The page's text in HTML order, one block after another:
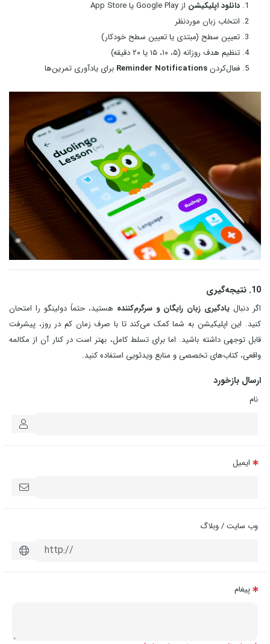
دانلود اپلیکیشن از Google Play یا App Store
انتخاب زبان موردنظر
تعیین سطح (مبتدی یا تعیین سطح خودکار)
تنظیم هدف روزانه (۵، ۱۰، ۱۵ یا ۲۰ دقیقه)
فعال‌کردنReminder Notifications برای یادآوری تمرین‌ها
10. نتیجه‌گیری
اگر دنبال یادگیری زبان رایگان و سرگرم‌کننده هستید، حتماً دولینگو را امتحان
کنید. این اپلیکیشن به شما کمک می‌کند تا با صرف زمان کم در روز، پیشرفت
قابل توجهی داشته باشید. اما برای تسلط کامل، بهتر است در کنار آن از مکالمه
واقعی، کتاب‌های تخصصی و منابع ویدئویی استفاده کنید.
ارسال بازخورد
نام
ایمیل
وب سایت / وبلاگ
پیغام